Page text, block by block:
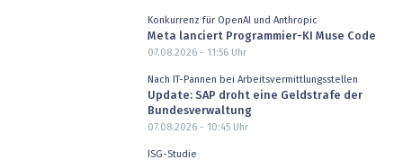
Konkurrenz für OpenAI und Anthropic
Meta lanciert Programmier-KI Muse Code
07.08.2026 - 11:56Uhr
Nach IT-Pannen bei Arbeitsvermittlungsstellen
Update: SAP droht eine Geldstrafe der
Bundesverwaltung
07.08.2026 - 10:45Uhr
ISG-Studie